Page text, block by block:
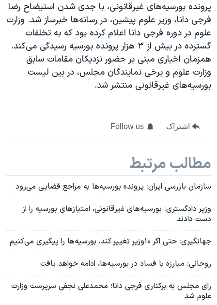
پرونده بورسیه‌های غیرقانونی، با جدی شدن استیضاح رضا
فرجی دانا، وزیر علوم پیشین، در رسانه‌ها خبرساز شد. وزارت
علوم در دوره فرجی دانا اعلام کرده بود که به تخلفات
گسترده در بیش از ۳ هزار پرونده بورسیه رسیدگی می‌کند.
همزمان اخباری مبنی بر حضور نزدیکان مقامات سابق
وزارت علوم و برخی نمایندگان مجلس، در بین لیست
بورسیه‌های غیرقانونی منتشر شد.
اشتراک Follow us
مطالب مرتبط
سازمان بازرسی ایران: پرونده بورسیه‌ها به مراجع قضایی می‌رود
وزیر دادگستری: بورسیه‌های غیرقانونی، امتیازهای بورسیه را از
دست دادند
جهانگیری: حتی اگر ۱۰وزیر تغییر کند، بورسیه‌ها را پیگیری می‌کنیم
روحانی: مبارزه با فساد در بورسیه‌ها، ادامه خواهد یافت
رای مجلس به برکناری فرجی دانا؛ محمدعلی نجفی سرپرست وزارت
علوم شد